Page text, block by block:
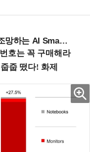
2026 (9/11 코엑스)